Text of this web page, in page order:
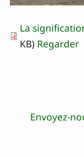
La
KB) Regarder
Envoyez-